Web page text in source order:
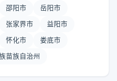
邵阳市 岳阳市
张家界市 益阳市
怀化市 娄底市
苗族自治州